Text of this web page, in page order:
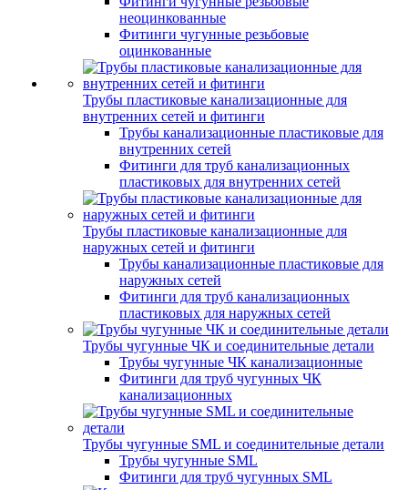
неоцинкованные
Фитинги чугунные резьбовые
оцинкованные
Трубы пластиковые канализационные для
внутренних сетей и фитинги
Трубы канализационные пластиковые для
внутренних сетей
Фитинги для труб канализационных
пластиковых для внутренних сетей
Трубы пластиковые канализационные для
наружных сетей и фитинги
Трубы канализационные пластиковые для
наружных сетей
Фитинги для труб канализационных
пластиковых для наружных сетей
Трубы чугунные ЧК и соединительные детали
Трубы чугунные ЧК канализационные
Фитинги для труб чугунных ЧК
канализационных
Трубы чугунные SML и соединительные детали
Трубы чугунные SML
Фитинги для труб чугунных SML